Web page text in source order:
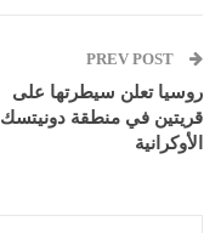
روسيا تعلن سيطرتها على
قريتين في منطقة دونيتسك
الأوكرانية